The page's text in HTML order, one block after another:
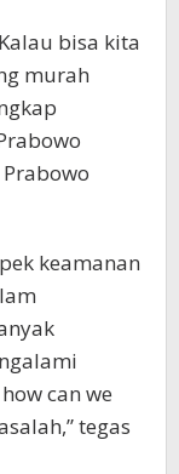
bisa kita
murah
keamanan
can we
tegas